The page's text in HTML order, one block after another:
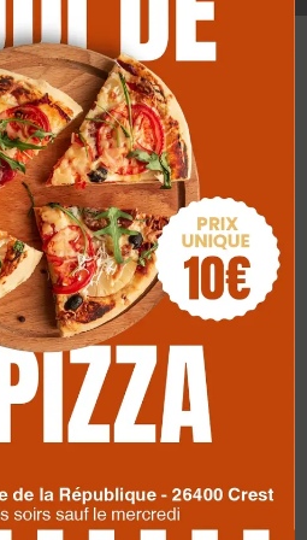
pizza ce soir ?
26400 Crest
75 25 49 69
d’ouverture :
soirs de 18h30 à 23h